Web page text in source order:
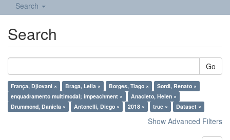
Search
Search
Go
França, Djiovani × Braga, Leila × Borges, Tiago ×
Sordi, Renato ×
enquadramento multimodal; impeachment ×
Anacleto, Helen ×
Drummond, Daniela ×
Antonelli, Diego × 2018 × true × Dataset ×
Show Advanced Filters